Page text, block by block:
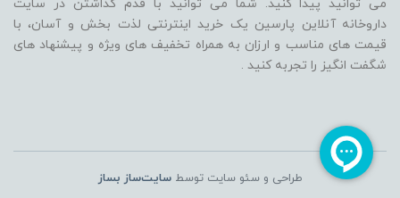
می توانید پیدا کنید. شما می توانید با قدم گذاشتن در سایت
داروخانه آنلاین پارسین یک خرید اینترنتی لذت بخش و آسان، با
قیمت های مناسب و ارزان به همراه تخفیف های ویژه و پیشنهاد های
شگفت انگیز را تجربه کنید .
طراحی و سئو سایت توسطسایت‌ساز بساز